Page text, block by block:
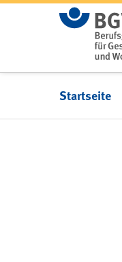
Zum Hauptinhalt
Startseite